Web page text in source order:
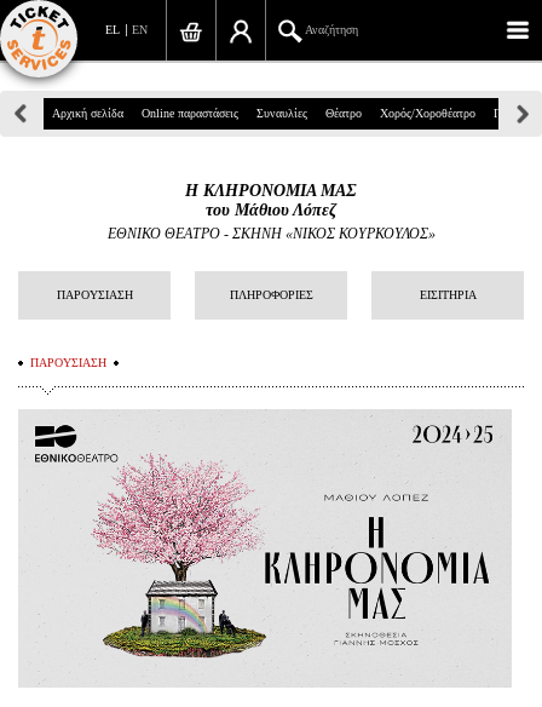
EN
EL Αναζήτηση
Πανεπιστημίου 39, Αθήνα
info@ticketservices.gr
Σύνδεση/Εγγραφή
Πληροφορίες
Είσοδος διαχειριστή
Αρχική σελίδα Online παραστάσεις Συναυλίες Θέατρο Χορός/Χοροθέατρο Παιδικά
Η ΚΛΗΡΟΝΟΜΙΑ ΜΑΣ
του Μάθιου Λόπεζ
ΕΘΝΙΚΟ ΘΕΑΤΡΟ- ΣΚΗΝΗ «ΝΙΚΟΣ ΚΟΥΡΚΟΥΛΟΣ»
ΠΑΡΟΥΣΙΑΣΗ ΠΛΗΡΟΦΟΡΙΕΣ ΕΙΣΙΤΗΡΙΑ
ΠΑΡΟΥΣΙΑΣΗ